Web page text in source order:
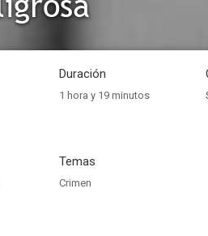
Duración
1 hora y 19 minutos
Temas
Crimen